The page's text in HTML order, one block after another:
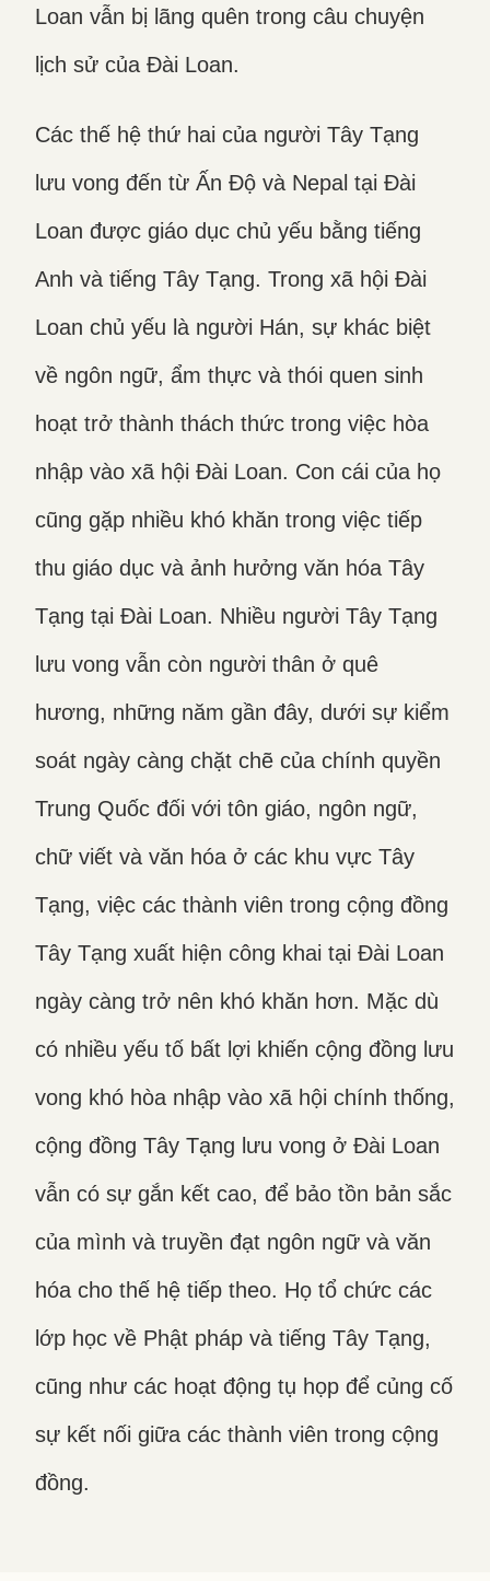
Loan vẫn bị lãng quên trong câu chuyện
lịch sử của Đài Loan.
Các thế hệ thứ hai của người Tây Tạng
lưu vong đến từ Ấn Độ và Nepal tại Đài
Loan được giáo dục chủ yếu bằng tiếng
Anh và tiếng Tây Tạng. Trong xã hội Đài
Loan chủ yếu là người Hán, sự khác biệt
về ngôn ngữ, ẩm thực và thói quen sinh
hoạt trở thành thách thức trong việc hòa
nhập vào xã hội Đài Loan. Con cái của họ
cũng gặp nhiều khó khăn trong việc tiếp
thu giáo dục và ảnh hưởng văn hóa Tây
Tạng tại Đài Loan. Nhiều người Tây Tạng
lưu vong vẫn còn người thân ở quê
hương, những năm gần đây, dưới sự kiểm
soát ngày càng chặt chẽ của chính quyền
Trung Quốc đối với tôn giáo, ngôn ngữ,
chữ viết và văn hóa ở các khu vực Tây
Tạng, việc các thành viên trong cộng đồng
Tây Tạng xuất hiện công khai tại Đài Loan
ngày càng trở nên khó khăn hơn. Mặc dù
có nhiều yếu tố bất lợi khiến cộng đồng lưu
vong khó hòa nhập vào xã hội chính thống,
cộng đồng Tây Tạng lưu vong ở Đài Loan
vẫn có sự gắn kết cao, để bảo tồn bản sắc
của mình và truyền đạt ngôn ngữ và văn
hóa cho thế hệ tiếp theo. Họ tổ chức các
lớp học về Phật pháp và tiếng Tây Tạng,
cũng như các hoạt động tụ họp để củng cố
sự kết nối giữa các thành viên trong cộng
đồng.